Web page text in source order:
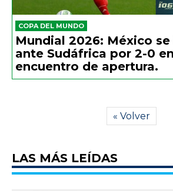
COPA DEL MUNDO
Mundial 2026: México
ante Sudáfrica por 2-0
encuentro de apertura.
« Volver
LAS MÁS LEÍDAS